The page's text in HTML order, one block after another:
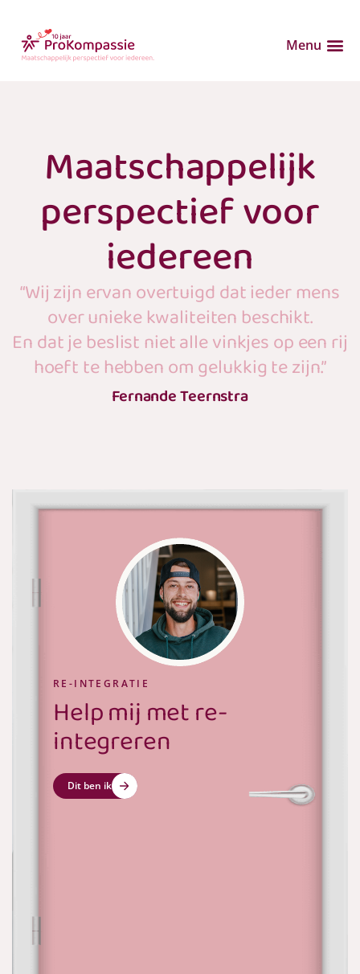
Menu
Maatschappelijk
perspectief voor
iedereen
“Wij zijn ervan overtuigd dat ieder mens
over unieke kwaliteiten beschikt.
En dat je beslist niet alle vinkjes op een rij
hoeft te hebben om gelukkig te zijn.”
Fernande Teernstra
Wat is het meest op jou van
Ik wil graag een jobcoach
Ik heb steun, hulp en professionele aandacht nodig
bij het vinden van een passende baan
RE-INTEGRATIE
Help mij met re-
integreren
Dit ben ik